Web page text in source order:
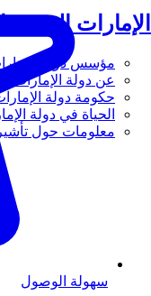
الإمارات العربية
مؤسس دولة
عن دولة الإمارات
حكومة دولة
الحياة في دولة
معلومات حول
سهولة الوصول